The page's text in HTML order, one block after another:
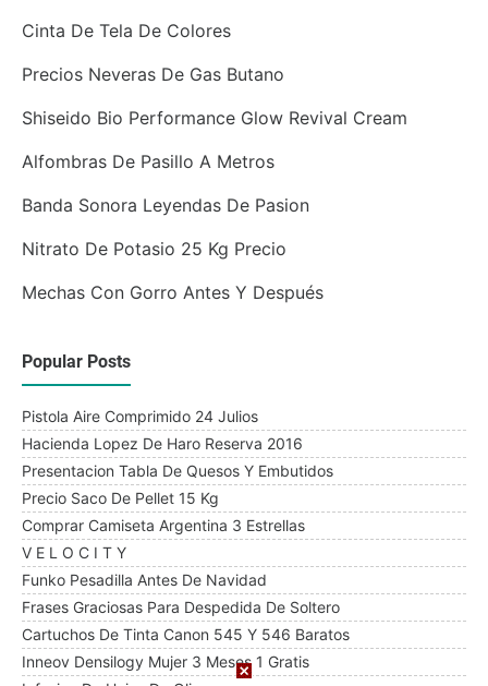
Cinta De Tela De Colores
Precios Neveras De Gas Butano
Shiseido Bio Performance Glow Revival Cream
Alfombras De Pasillo A Metros
Banda Sonora Leyendas De Pasion
Nitrato De Potasio 25 Kg Precio
Mechas Con Gorro Antes Y Después
Popular Posts
Pistola Aire Comprimido 24 Julios
Hacienda Lopez De Haro Reserva 2016
Presentacion Tabla De Quesos Y Embutidos
Precio Saco De Pellet 15 Kg
Comprar Camiseta Argentina 3 Estrellas
V E L O C I T Y
Funko Pesadilla Antes De Navidad
Frases Graciosas Para Despedida De Soltero
Cartuchos De Tinta Canon 545 Y 546 Baratos
Inneov Densilogy Mujer 3 Meses 1 Gratis